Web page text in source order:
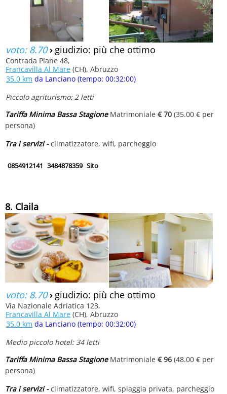
voto: 8.70› giudizio: più che ottimo
Contrada Piane 48,
Francavilla Al Mare (CH), Abruzzo
35.0 km da Lanciano (tempo: 00:32:00)
Piccolo agriturismo: 2 letti
Tariffa Minima Bassa StagioneMatrimoniale € 70 (35.00 € per
persona)
Tra i servizi -climatizzatore, wifi, parcheggio
0854912141 3484878359 Sito
8. Claila
voto: 8.70› giudizio: più che ottimo
Via Nazionale Adriatica 123,
Francavilla Al Mare (CH), Abruzzo
35.0 km da Lanciano (tempo: 00:32:00)
Medio piccolo hotel: 34 letti
Tariffa Minima Bassa StagioneMatrimoniale € 96 (48.00 € per
persona)
Tra i servizi -climatizzatore, wifi, spiaggia privata, parcheggio